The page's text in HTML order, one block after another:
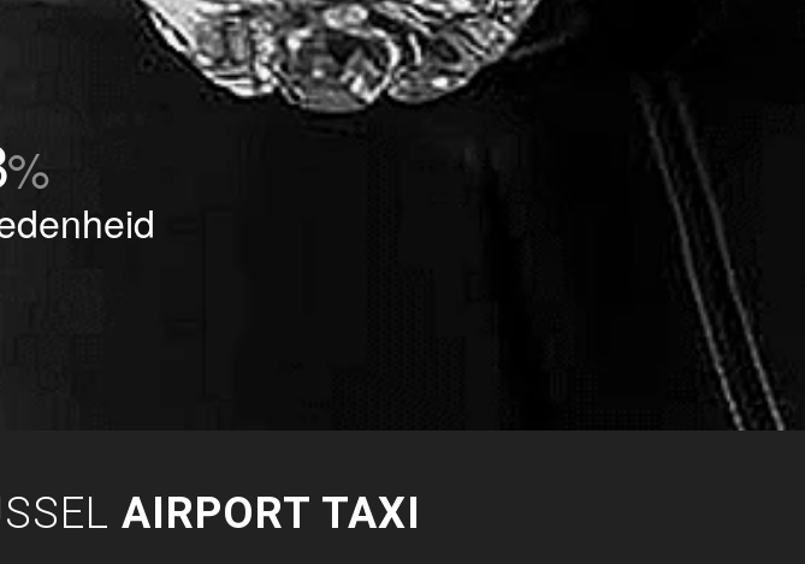
%
AIRPORT TAXI